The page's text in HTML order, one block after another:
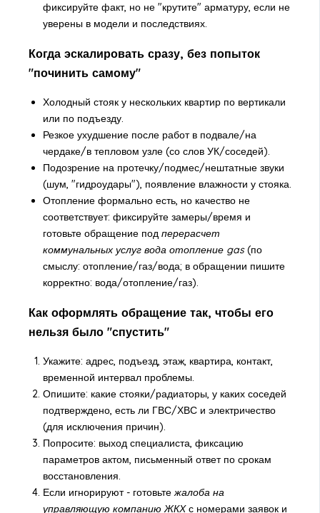
фиксируйте факт, но не "крутите" арматуру, если не
уверены в модели и последствиях.
Когда эскалировать сразу, без попыток
"починить самому"
Холодный стояк у нескольких квартир по вертикали
или по подъезду.
Резкое ухудшение после работ в подвале/на
чердаке/в тепловом узле (со слов УК/соседей).
Подозрение на протечку/подмес/нештатные звуки
(шум, "гидроудары"), появление влажности у стояка.
Отопление формально есть, но качество не
соответствует: фиксируйте замеры/время и
готовьте обращение под перерасчет
коммунальных услуг вода отопление gas(по
смыслу: отопление/газ/вода; в обращении пишите
корректно: вода/отопление/газ).
Как оформлять обращение так, чтобы его
нельзя было "спустить"
Укажите: адрес, подъезд, этаж, квартира, контакт,
временной интервал проблемы.
Опишите: какие стояки/радиаторы, у каких соседей
подтверждено, есть ли ГВС/ХВС и электричество
(для исключения причин).
Попросите: выход специалиста, фиксацию
параметров актом, письменный ответ по срокам
восстановления.
Если игнорируют - готовьтежалоба на
управляющую компанию ЖКХс номерами заявок и